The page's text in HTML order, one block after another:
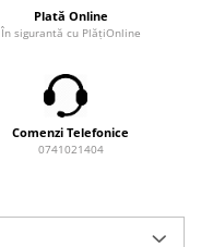
Plată Online
În sigurantă cu PlățiOnline
Comenzi Telefonice
0741021404